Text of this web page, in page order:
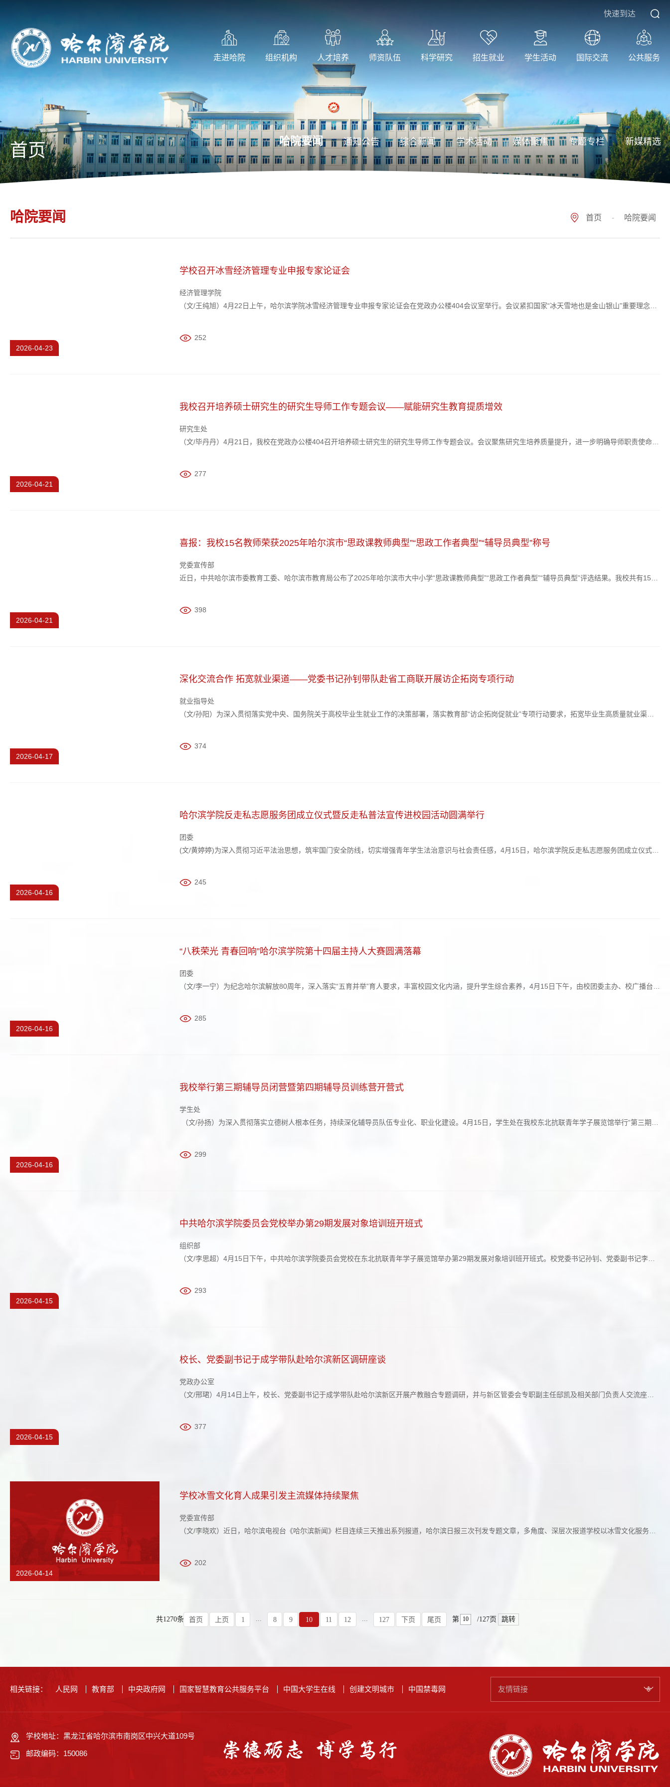
快速到达
走进哈院 组织机构 人才培养 师资队伍 科学研究 招生就业 学生活动 国际交流 公共服务
首页 哈院要闻 通知公告 综合新闻 学术活动 媒体聚焦 专题专栏 新媒精选
哈院要闻 首页 - 哈院要闻
2026-04-23
学校召开冰雪经济管理专业申报专家论证会
经济管理学院
（文/王纯旭）4月22日上午，哈尔滨学院冰雪经济管理专业申报专家论证会在党政办公楼404会议室举行。会议紧扣国家“冰天雪地也是金山银山”重要理念，
252
2026-04-21
我校召开培养硕士研究生的研究生导师工作专题会议——赋能研究生教育提质增效
研究生处
（文/毕丹丹）4月21日，我校在党政办公楼404召开培养硕士研究生的研究生导师工作专题会议。会议聚焦研究生培养质量提升，进一步明确导师职责使命，
277
2026-04-21
喜报：我校15名教师荣获2025年哈尔滨市“思政课教师典型”“思政工作者典型”“辅导员典型”称号
党委宣传部
近日，中共哈尔滨市委教育工委、哈尔滨市教育局公布了2025年哈尔滨市大中小学“思政课教师典型”“思政工作者典型”“辅导员典型”评选结果。我校共有15名
398
2026-04-17
深化交流合作 拓宽就业渠道——党委书记孙钊带队赴省工商联开展访企拓岗专项行动
就业指导处
（文/孙阳）为深入贯彻落实党中央、国务院关于高校毕业生就业工作的决策部署，落实教育部“访企拓岗促就业”专项行动要求，拓宽毕业生高质量就业渠
374
2026-04-16
哈尔滨学院反走私志愿服务团成立仪式暨反走私普法宣传进校园活动圆满举行
团委
(文/黄婷婷)为深入贯彻习近平法治思想，筑牢国门安全防线，切实增强青年学生法治意识与社会责任感，4月15日，哈尔滨学院反走私志愿服务团成立仪式暨
245
2026-04-16
“八秩荣光 青春回响”哈尔滨学院第十四届主持人大赛圆满落幕
团委
（文/李一宁）为纪念哈尔滨解放80周年，深入落实“五育并举”育人要求，丰富校园文化内涵，提升学生综合素养，4月15日下午，由校团委主办、校广播台承
285
2026-04-16
我校举行第三期辅导员闭营暨第四期辅导员训练营开营式
学生处
（文/孙扬）为深入贯彻落实立德树人根本任务，持续深化辅导员队伍专业化、职业化建设。4月15日，学生处在我校东北抗联青年学子展览馆举行“第三期辅
299
2026-04-15
中共哈尔滨学院委员会党校举办第29期发展对象培训班开班式
组织部
（文/李思超）4月15日下午，中共哈尔滨学院委员会党校在东北抗联青年学子展览馆举办第29期发展对象培训班开班式。校党委书记孙钊、党委副书记李
293
2026-04-15
校长、党委副书记于成学带队赴哈尔滨新区调研座谈
党政办公室
（文/邢珺）4月14日上午，校长、党委副书记于成学带队赴哈尔滨新区开展产教融合专题调研，并与新区管委会专职副主任邸凯及相关部门负责人交流座
377
2026-04-14
学校冰雪文化育人成果引发主流媒体持续聚焦
党委宣传部
（文/李晓欢）近日，哈尔滨电视台《哈尔滨新闻》栏目连续三天推出系列报道，哈尔滨日报三次刊发专题文章，多角度、深层次报道学校以冰雪文化服务龙
202
共1270条 首页 上页 1 ... 8 9 10 11 12 ... 127 下页 尾页 第 /127页 跳转
相关链接： 人民网 教育部 中央政府网 国家智慧教育公共服务平台 中国大学生在线 创建文明城市 中国禁毒网 友情链接
学校地址：黑龙江省哈尔滨市南岗区中兴大道109号
邮政编码：150086